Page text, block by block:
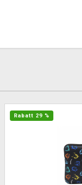
Rabatt 29 %